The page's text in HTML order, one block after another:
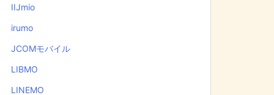
IIJmio
irumo
JCOMモバイル
LIBMO
LINEMO